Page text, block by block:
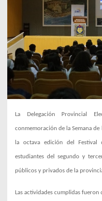
La Delegación Provincial
conmemoración de la Semana
la octava edición del
estudiantes del segundo y
públicos y privados de la
Las actividades cumplidas